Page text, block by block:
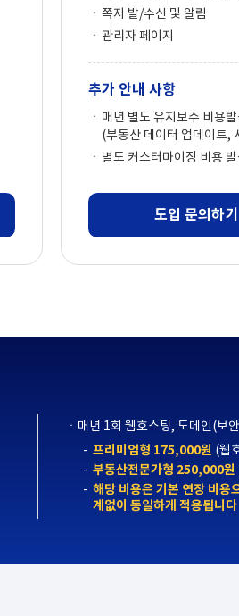
쪽지 발/수신 및 알림
관리자 페이지
추가 안내 사항
매년 별도 유지보수 비용
(부동산 데이터 업데이트,
별도 커스터마이징 비용
도입 문의하기
매년 1회 웹호스팅, 도메인(보
프리미엄형 175,000원 (웹
부동산전문가형 250,000원
해당 비용은 기본 연장 비용
계없이 동일하게 적용됩니다